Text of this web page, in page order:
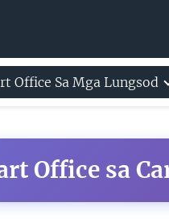
Office Sa Mga Lungsod
Office sa